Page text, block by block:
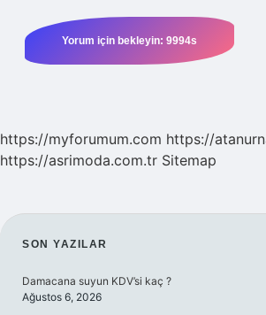
https://myforumum.com https://
https://asrimoda.com.tr Sitemap
SIDEBAR
SON YAZILAR
Damacana suyun KDV’si kaç ?
Ağustos 6, 2026